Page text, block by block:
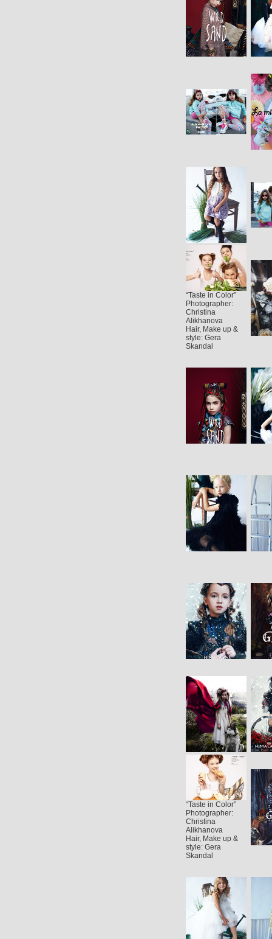
“Taste in Color”
Photographer:
Christina
Alikhanova
Hair, Make up &
style: Gera
Skandal
“Taste in Color”
Photographer:
Christina
Alikhanova
Hair, Make up &
style: Gera
Skandal